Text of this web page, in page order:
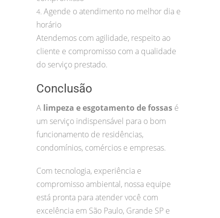
4. Agende o atendimento no melhor dia e
horário
Atendemos com agilidade, respeito ao
cliente e compromisso com a qualidade
do serviço prestado.
Conclusão
A limpeza e esgotamento de fossas é
um serviço indispensável para o bom
funcionamento de residências,
condomínios, comércios e empresas.
Com tecnologia, experiência e
compromisso ambiental, nossa equipe
está pronta para atender você com
excelência em São Paulo, Grande SP e